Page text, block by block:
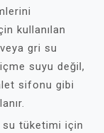
kullanılan
gri su
suyu değil,
sifonu gibi
su tüketimi için